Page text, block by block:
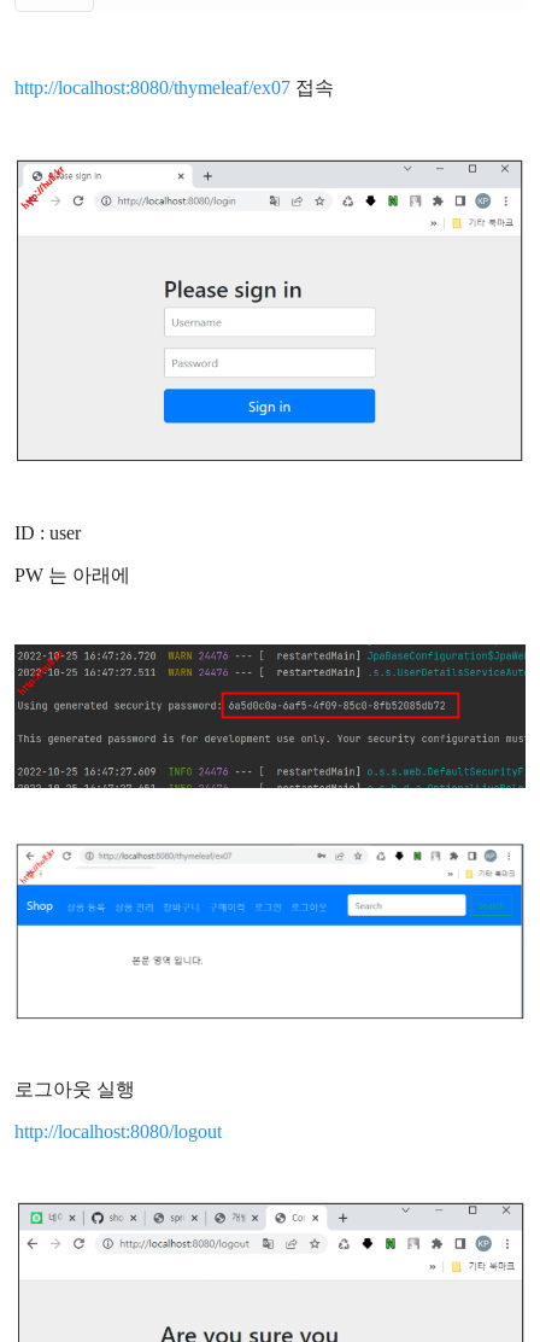
http://localhost:8080/thymeleaf/ex07 접속
ID : user
PW 는 아래에
로그아웃 실행
http://localhost:8080/logout